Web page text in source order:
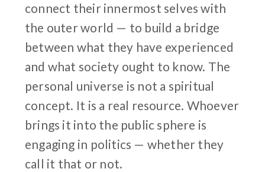
connect their innermost selves with
the outer world — to build a bridge
between what they have experienced
and what society ought to know. The
personal universe is not a spiritual
concept. It is a real resource. Whoever
brings it into the public sphere is
engaging in politics — whether they
call it that or not.